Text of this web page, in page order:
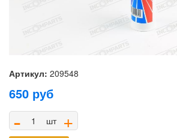
Артикул: 209548
650 руб
- шт +